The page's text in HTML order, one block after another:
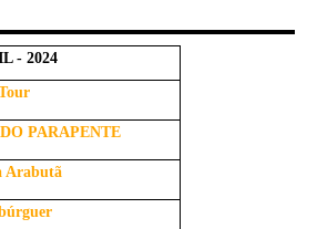
- 2024
PARAPENTE
Arabutã